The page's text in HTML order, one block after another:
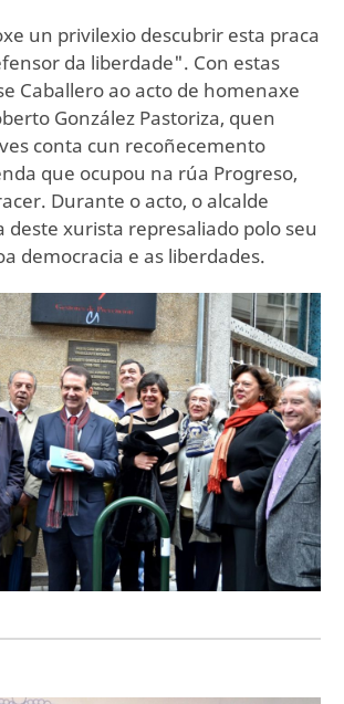
un privilexio descubrir esta praca
da liberdade". Con estas
Caballero ao acto de homenaxe
González Pastoriza, quen
conta cun recoñecemento
que ocupou na rúa Progreso,
Durante o acto, o alcalde
deste xurista represaliado polo seu
democracia e as liberdades.